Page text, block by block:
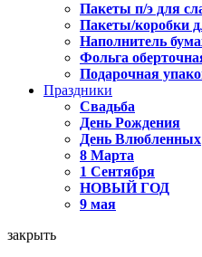
Пакеты п/э для
Пакеты/коробки
Наполнитель
Фольга
Подарочная
Праздники
Свадьба
День Рождения
День Влюбленных
8 Марта
1 Сентября
НОВЫЙ ГОД
9 мая
закрыть